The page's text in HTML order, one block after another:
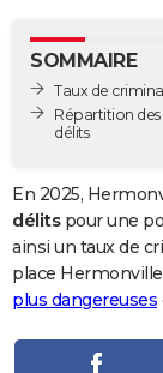
GUIDES D'ACHAT
BONS PLANS
Carte de Noël
Carte Bonne année
Carte Saint-Valentin
Carte Pâques
Carte
DICTIONNAIRE
Dictionnaire
Biographies
Citations
Expressions
Proverbes
PROGRAMME TV
Se connecter
Entreprises
Service militaire
Avis de recherche
AVIS DE DÉCÈS
SOMMAIRE
Taux de
Répartition des
délits
En 2025,
délitspour une
ainsi un taux de
place
plus dangereuses